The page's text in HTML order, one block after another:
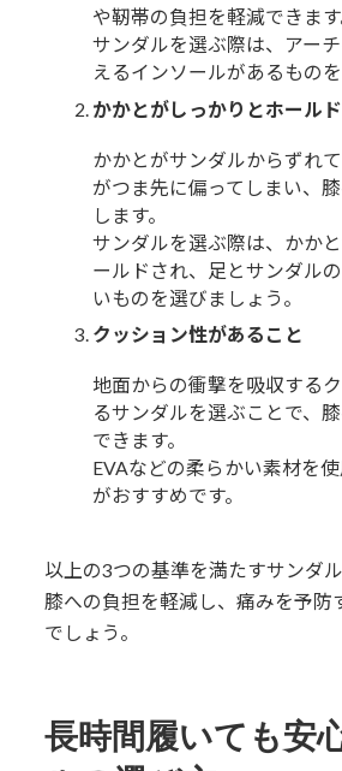
や靭帯の負担を軽減できます
サンダルを選ぶ際は、アー
えるインソールがあるものを
かかとがしっかりとホール
かかとがサンダルからずれ
がつま先に偏ってしまい、
します。
サンダルを選ぶ際は、かか
ールドされ、足とサンダル
いものを選びましょう。
クッション性があること
地面からの衝撃を吸収する
るサンダルを選ぶことで、
できます。
EVAなどの柔らかい素材を
がおすすめです。
以上の3つの基準を満たすサンダル
膝への負担を軽減し、痛みを予防
でしょう。
長時間履いても安